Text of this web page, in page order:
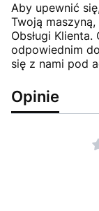
Aby upewnić
Twoją
Obsługi
odpowiednim
się z nami pod
Opinie